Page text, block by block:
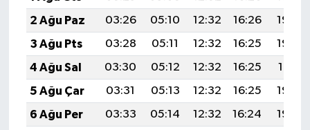
2 Ağu Paz
03:26 05:10 12:32 16:26
19:44
3 Ağu Pts
03:28 05:11 12:32 16:25
19:42
4 Ağu Sal
03:30 05:12 12:32 16:25
19:41
5 Ağu Çar
03:31 05:13 12:32 16:25
19:40
6 Ağu Per
03:33 05:14 12:32 16:24
19:39